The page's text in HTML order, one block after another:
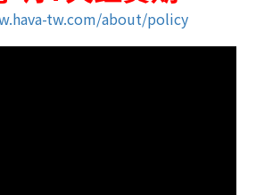
tw.com/about/policy